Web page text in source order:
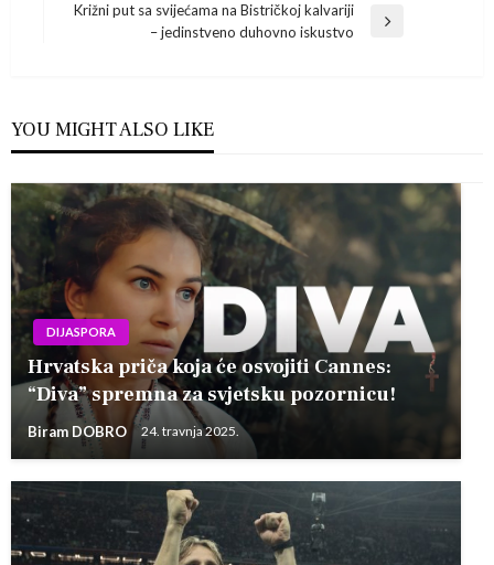
objava
Križni put sa svijećama na Bistričkoj kalvariji
– jedinstveno duhovno iskustvo
YOU MIGHT ALSO LIKE
DIJASPORA
Hrvatska priča koja će osvojiti Cannes:
“Diva” spremna za svjetsku pozornicu!
Biram DOBRO 24. travnja 2025.